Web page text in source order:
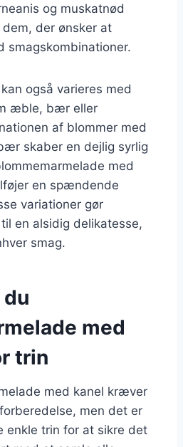
og muskatnød
der ønsker at
smagskombinationer.
også varieres med
æble, bær eller
af blommer med
skaber en dejlig syrlig
med
en spændende
variationer gør
en alsidig delikatesse,
smag.
du
med
trin
med kanel kræver
men det er
enkle trin for at sikre det